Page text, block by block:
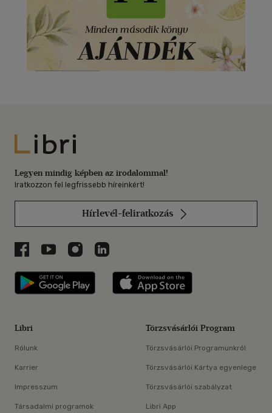
Libri
Legyen mindig képben az irodalommal!
Iratkozzon fel legfrissebb híreinkért!
Hírlevél-feliratkozás
Libri a Facebookon
Libri a Youtube-on
Libri az Instagramon
Libri a LinkedInen
Libri applikáció Szerezd meg: Google
Libri
Rólunk
Karrier
Impresszum
Társadalmi programok
Törzsvásárlói Program
Törzsvásárlói Programunkról
Törzsvásárlói Kártya egyenlege
Törzsvásárlói szabályzat
Libri App